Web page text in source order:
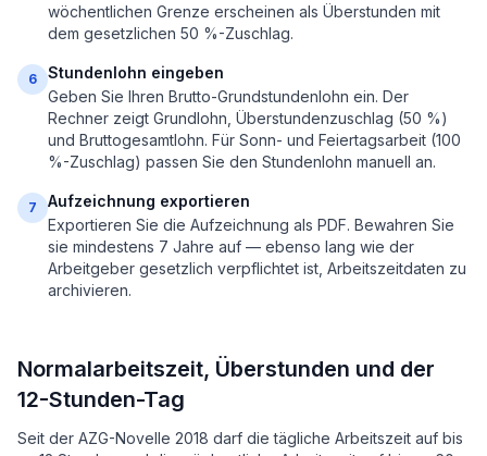
wöchentlichen Grenze erscheinen als Überstunden mit
dem gesetzlichen 50 %-Zuschlag.
6
Stundenlohn eingeben
Geben Sie Ihren Brutto-Grundstundenlohn ein. Der
Rechner zeigt Grundlohn, Überstundenzuschlag (50 %)
und Bruttogesamtlohn. Für Sonn- und Feiertagsarbeit (100
%-Zuschlag) passen Sie den Stundenlohn manuell an.
7
Aufzeichnung exportieren
Exportieren Sie die Aufzeichnung als PDF. Bewahren Sie
sie mindestens 7 Jahre auf — ebenso lang wie der
Arbeitgeber gesetzlich verpflichtet ist, Arbeitszeitdaten zu
archivieren.
Normalarbeitszeit, Überstunden und der
12-Stunden-Tag
Seit der AZG-Novelle 2018 darf die tägliche Arbeitszeit auf bis